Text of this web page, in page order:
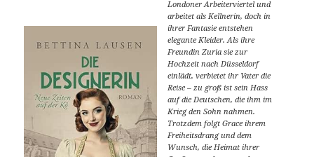
Londoner Arbeiterviertel und
arbeitet als Kellnerin, doch in
ihrer Fantasie entstehen
elegante Kleider. Als ihre
Freundin Zuria sie zur
Hochzeit nach Düsseldorf
einlädt, verbietet ihr Vater die
Reise – zu groß ist sein Hass
auf die Deutschen, die ihm im
Krieg den Sohn nahmen.
Trotzdem folgt Grace ihrem
Freiheitsdrang und dem
Wunsch, die Heimat ihrer